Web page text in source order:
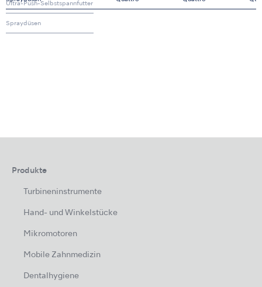
Ultra-Push-Selbstspannfutter
Spraydüsen
Produkte
Turbineninstrumente
Hand- und Winkelstücke
Mikromotoren
Mobile Zahnmedizin
Dentalhygiene